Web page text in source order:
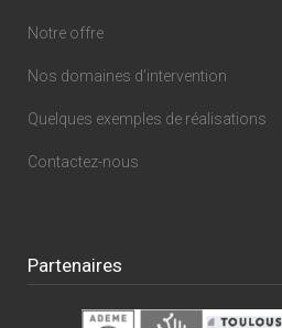
Notre offre
Nos domaines d’intervention
Quelques exemples de réalisations
Contactez-nous
Partenaires